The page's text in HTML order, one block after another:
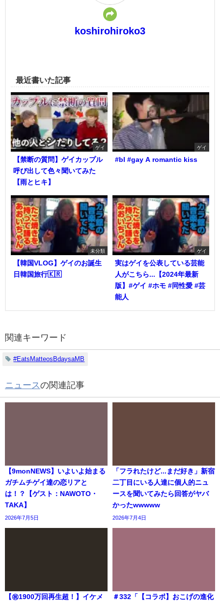
koshirohiroko3
最近書いた記事
ゲイ
【禁断の質問】ゲイカップル
呼び出して色々聞いてみた
【雨とヒキ】
ゲイ
#bl #gay A romantic kiss
未分類
【韓国VLOG】ゲイのお誕生
日韓国旅行🇰🇷
ゲイ
実はゲイを公表している芸能
人がこちら...【2024年最新
版】#ゲイ #ホモ #同性愛 #芸
能人
関連キーワード
#EatsMatteosBdaysaMB
ニュースの関連記事
【9monNEWS】いよいよ始まる
ガチムチゲイ達の恋リアと
は！？【ゲスト：NAWOTO・
TAKA】
2026年7月5日
「フラれたけど...まだ好き」新宿
二丁目にいる人達に個人的ニュ
ースを聞いてみたら回答がヤバ
かったwwwww
2026年7月4日
【㊗️1900万回再生超！】イケメ
＃332「【コラボ】おこげの進化